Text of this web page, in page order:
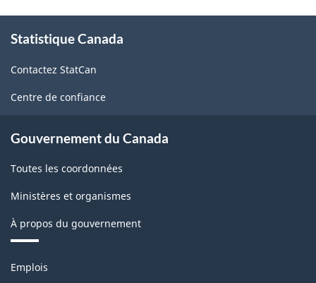
propos
ce
site
Statistique Canada
Contactez StatCan
Centre de confiance
Gouvernement du Canada
Toutes les coordonnées
Ministères et organismes
À propos du gouvernement
Thèmes
Emplois